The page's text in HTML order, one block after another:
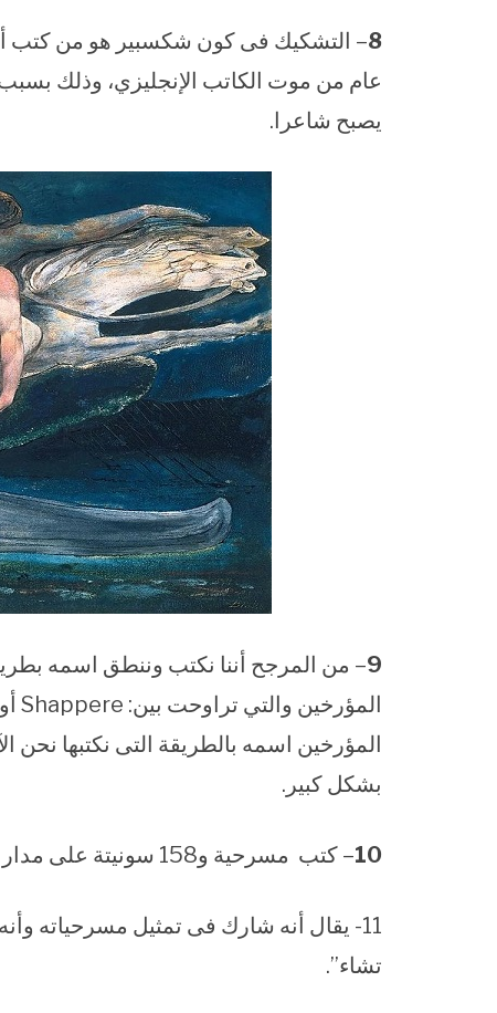
8
عام من موت الكاتب الإنجليزي، وذلك
يصبح شاعرا.
9– من المرجح أننا نكتب وننطق اسمه
بشكل كبير.
10– كتب مسرحية و158 سونيتة على مدار 24 عاما أي أنه كان يكتب مسرحية ونصف كل عام.
11- يقال أنه شارك فى تمثيل مسرحياته
تشاء”.